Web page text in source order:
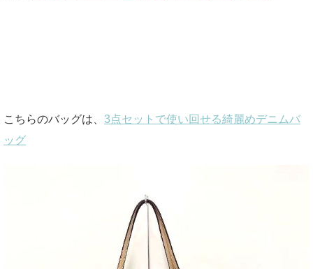
こちらのバッグは、 3点セットで使い回せる綺麗めデニムバ
ッグ